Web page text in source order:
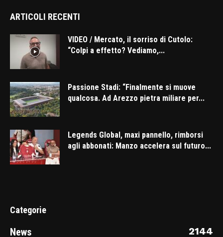
ARTICOLI RECENTI
VIDEO / Mercato, il sorriso di Cutolo:
“Colpi a effetto? Vediamo,...
Passione Stadi: “Finalmente si muove
qualcosa. Ad Arezzo pietra miliare per...
Legends Global, maxi pannello, rimborsi
agli abbonati: Manzo accelera sul futuro...
Categorie
News 2144